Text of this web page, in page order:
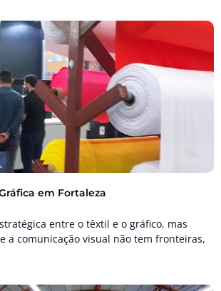
em Fortaleza
entre o têxtil e o gráfico, mas
a comunicação visual não tem fronteiras,